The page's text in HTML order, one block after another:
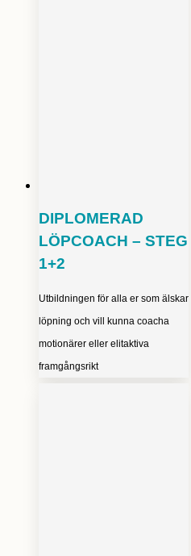
DIPLOMERAD
LÖPCOACH – STEG
1+2
Utbildningen för alla er som älskar
löpning och vill kunna coacha
motionärer eller elitaktiva
framgångsrikt